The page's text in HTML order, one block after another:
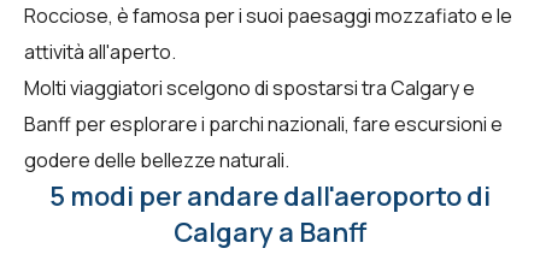
Rocciose, è famosa per i suoi paesaggi mozzafiato e le
attività all'aperto.
Molti viaggiatori scelgono di spostarsi tra Calgary e
Banff per esplorare i parchi nazionali, fare escursioni e
godere delle bellezze naturali.
5 modi per andare dall'aeroporto di
Calgary a Banff